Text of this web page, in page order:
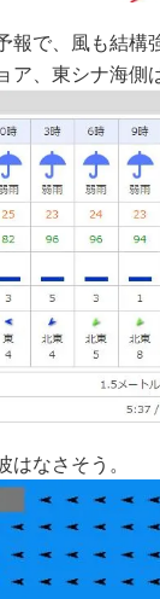
報で、風も結構
、東シナ海側
なさそう。